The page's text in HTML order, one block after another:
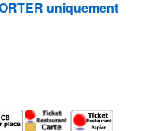
uniquement